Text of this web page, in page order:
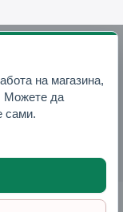
на магазина,
Можете да
сами.